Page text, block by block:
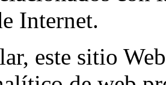
Internet.
este sitio